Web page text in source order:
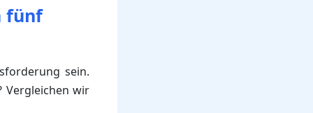
fünf
sein.
Vergleichen wir